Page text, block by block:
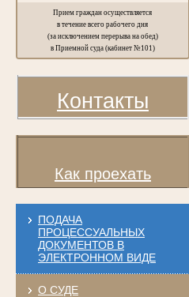
Прием граждан осуществляется
в течение всего рабочего дня
(за исключением перерыва на обед)
в Приемной суда (кабинет №101)
Контакты
Как проехать
ПОДАЧА
ПРОЦЕССУАЛЬНЫХ
ДОКУМЕНТОВ В
ЭЛЕКТРОННОМ ВИДЕ
О СУДЕ